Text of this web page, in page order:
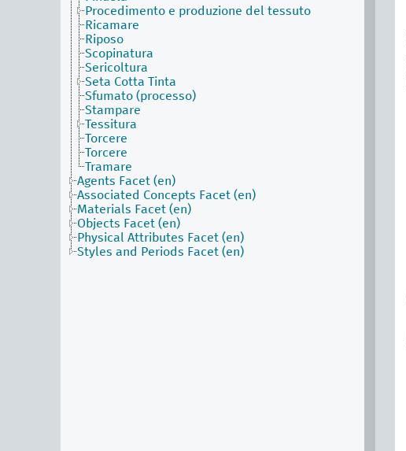
Procedimento e produzione del tessuto
Ricamare
Riposo
Scopinatura
Sericoltura
Seta Cotta Tinta
Sfumato (processo)
Stampare
Tessitura
Torcere
Torcere
Tramare
Agents Facet (en)
Associated Concepts Facet (en)
Materials Facet (en)
Objects Facet (en)
Physical Attributes Facet (en)
Styles and Periods Facet (en)